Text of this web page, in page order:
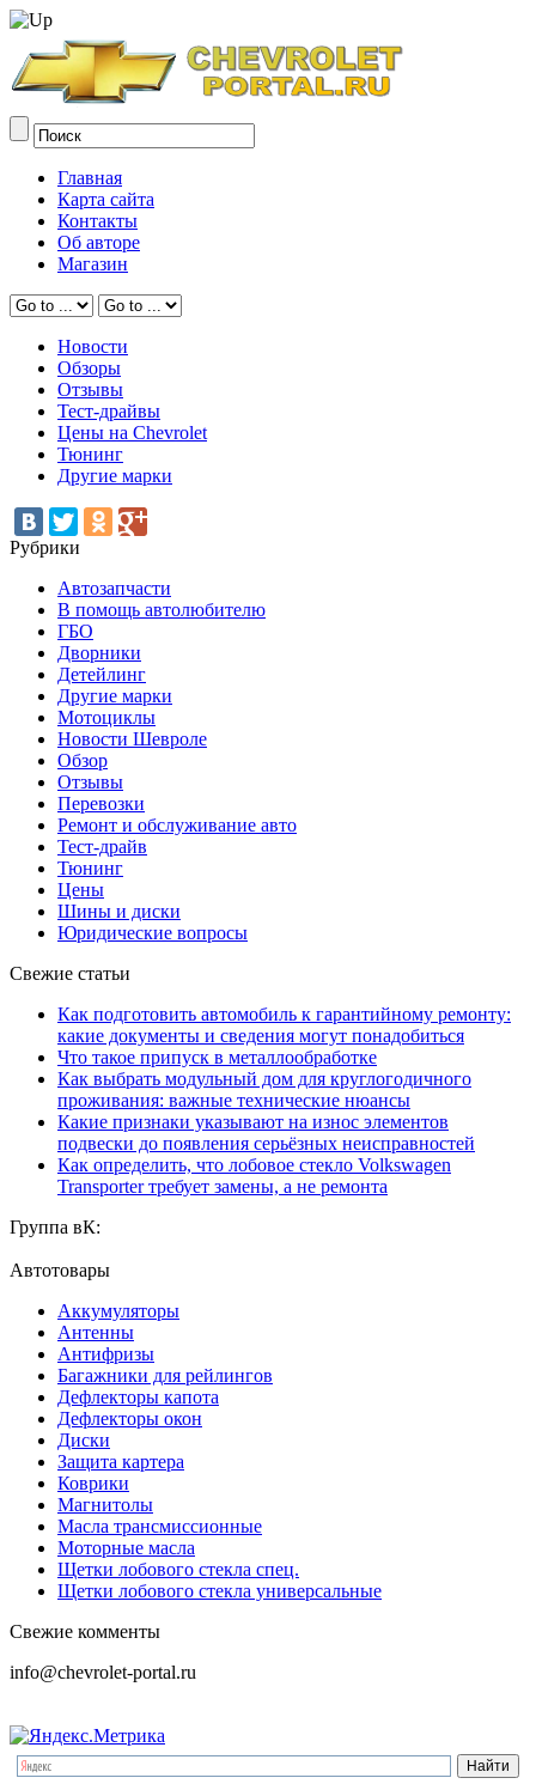
Главная
Карта сайта
Контакты
Об авторе
Магазин
Новости
Обзоры
Отзывы
Тест-драйвы
Цены на Chevrolet
Тюнинг
Другие марки
Рубрики
Автозапчасти
В помощь автолюбителю
ГБО
Дворники
Детейлинг
Другие марки
Мотоциклы
Новости Шевроле
Обзор
Отзывы
Перевозки
Ремонт и обслуживание авто
Тест-драйв
Тюнинг
Цены
Шины и диски
Юридические вопросы
Свежие статьи
Как подготовить автомобиль к гарантийному ремонту:
какие документы и сведения могут понадобиться
Что такое припуск в металлообработке
Как выбрать модульный дом для круглогодичного
проживания: важные технические нюансы
Какие признаки указывают на износ элементов
подвески до появления серьёзных неисправностей
Как определить, что лобовое стекло Volkswagen
Transporter требует замены, а не ремонта
Группа вК:
Автотовары
Аккумуляторы
Антенны
Антифризы
Багажники для рейлингов
Дефлекторы капота
Дефлекторы окон
Диски
Защита картера
Коврики
Магнитолы
Масла трансмиссионные
Моторные масла
Щетки лобового стекла спец.
Щетки лобового стекла универсальные
Свежие комменты
info@chevrolet-portal.ru